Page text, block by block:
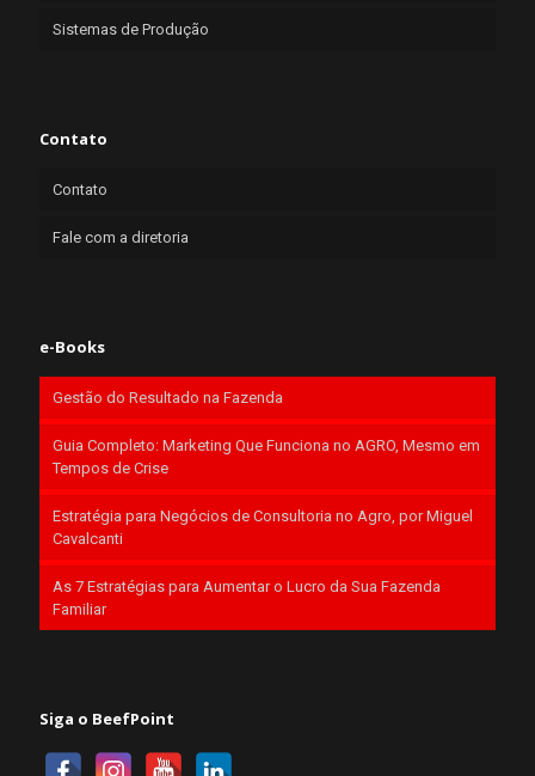
Sistemas de Produção
Contato
Contato
Fale com a diretoria
e-Books
Gestão do Resultado na Fazenda
Guia Completo: Marketing Que Funciona no AGRO, Mesmo em
Tempos de Crise
Estratégia para Negócios de Consultoria no Agro, por Miguel
Cavalcanti
As 7 Estratégias para Aumentar o Lucro da Sua Fazenda
Familiar
Siga o BeefPoint